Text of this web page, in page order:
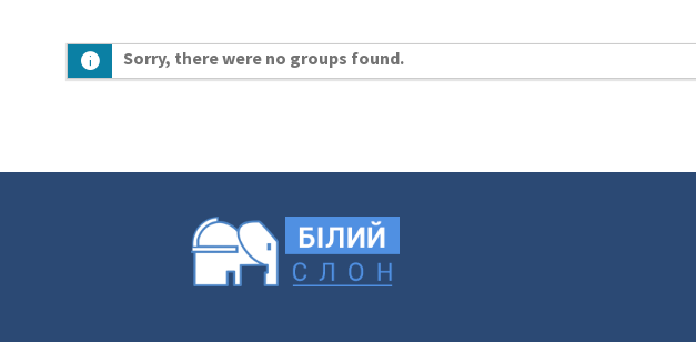
Sorry, there were no groups found.